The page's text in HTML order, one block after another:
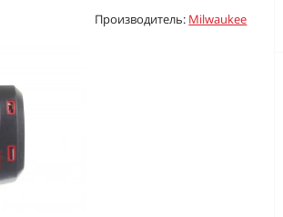
Производитель: Milwaukee